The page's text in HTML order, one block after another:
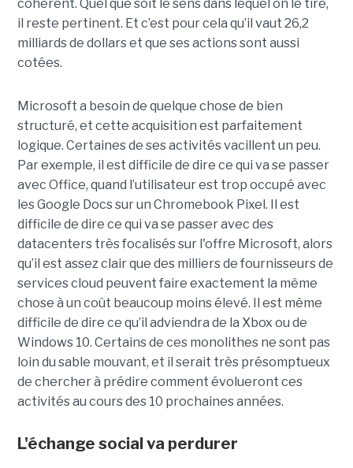
cohérent. Quel que soit le sens dans lequel on le tire,
il reste pertinent. Et c’est pour cela qu’il vaut 26,2
milliards de dollars et que ses actions sont aussi
cotées.
Microsoft a besoin de quelque chose de bien
structuré, et cette acquisition est parfaitement
logique. Certaines de ses activités vacillent un peu.
Par exemple, il est difficile de dire ce qui va se passer
avec Office, quand l’utilisateur est trop occupé avec
les Google Docs sur un Chromebook Pixel. Il est
difficile de dire ce qui va se passer avec des
datacenters très focalisés sur l'offre Microsoft, alors
qu’il est assez clair que des milliers de fournisseurs de
services cloud peuvent faire exactement la même
chose à un coût beaucoup moins élevé. Il est même
difficile de dire ce qu’il adviendra de la Xbox ou de
Windows 10. Certains de ces monolithes ne sont pas
loin du sable mouvant, et il serait très présomptueux
de chercher à prédire comment évolueront ces
activités au cours des 10 prochaines années.
L'échange social va perdurer